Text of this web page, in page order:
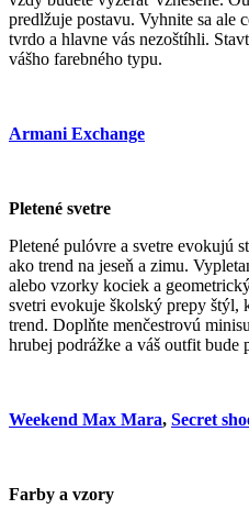
predlžuje postavu. Vyhnite sa ale
tvrdo a hlavne vás nezoštíhli.
vášho farebného typu.
Armani Exchange
Pletené svetre
Pletené pulóvre a svetre evokujú
ako trend na jeseň a zimu.
alebo vzorky kociek a
svetri evokuje školský prepy štýl,
trend. Doplňte menčestrovú
hrubej podrážke a váš outfit bude
Weekend Max Mara, Secret
Farby a vzory